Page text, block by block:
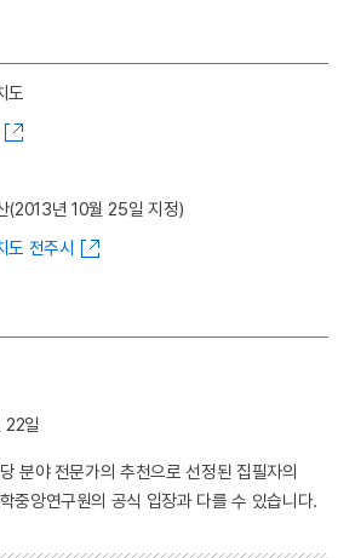
도
(2013년 10월 25일 지정)
도 전주시
22일
분야 전문가의 추천으로 선정된 집필자의
중앙연구원의 공식 입장과 다를 수 있습니다.